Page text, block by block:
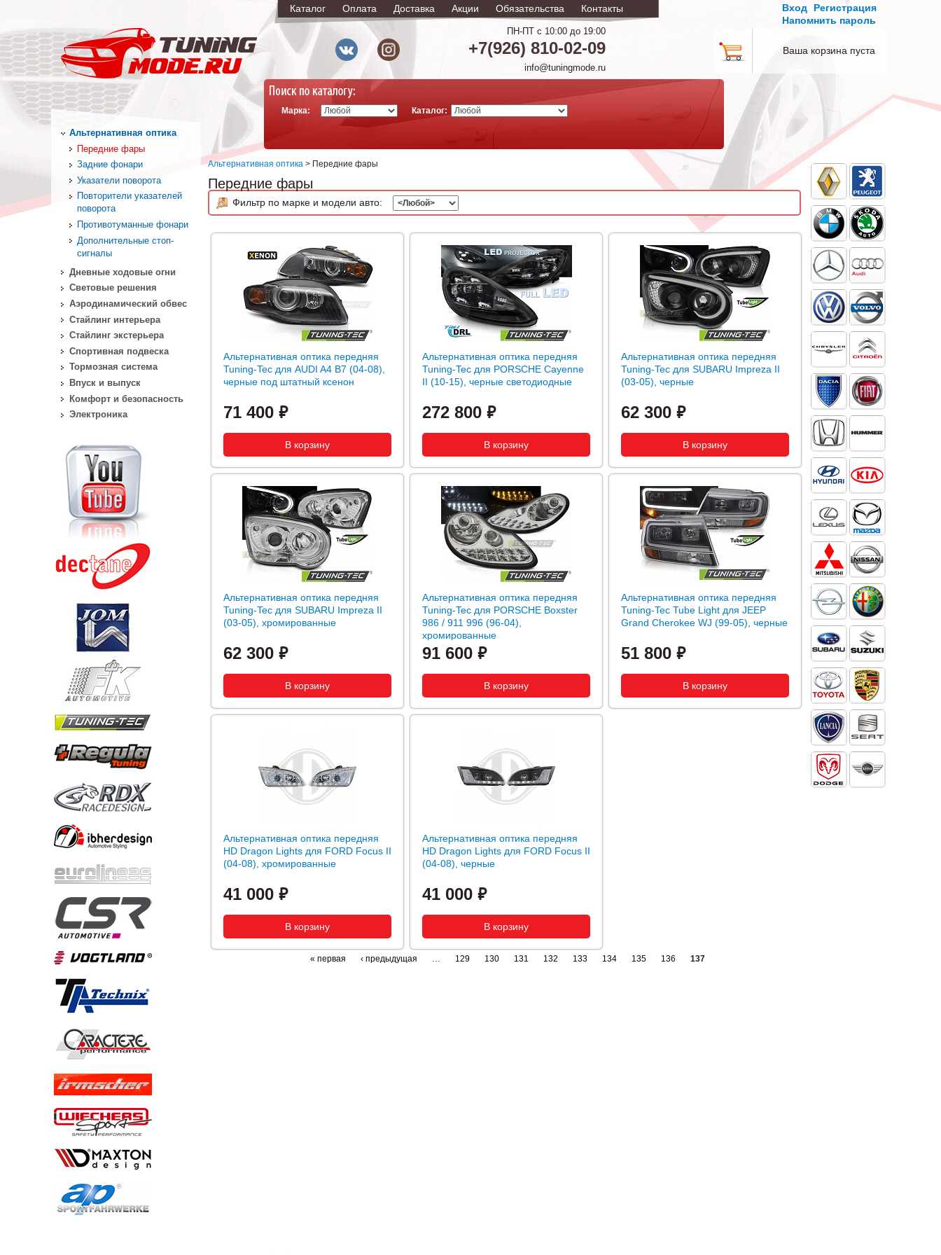
ПН-ПТ с 10:00 до 19:00
+7(926) 810-02-09
info@tuningmode.ru
Каталог Оплата Доставка Акции Обязательства Контакты Вход
Регистрация
Напомнить пароль
Ваша корзина пуста
Марка: Каталог:
Альтернативная оптика > Передние фары
Передние фары
Фильтр по марке и модели авто:
Альтернативная оптика передняя
Tuning-Tec для AUDI A4 B7 (04-08),
черные под штатный ксенон
71 400
Альтернативная оптика передняя
Tuning-Tec для PORSCHE Cayenne
II (10-15), черные светодиодные
272 800
Альтернативная оптика передняя
Tuning-Tec для SUBARU Impreza II
(03-05), черные
62 300
Альтернативная оптика передняя
Tuning-Tec для SUBARU Impreza II
(03-05), хромированные
62 300
Альтернативная оптика передняя
Tuning-Tec для PORSCHE Boxster
986 / 911 996 (96-04),
хромированные
91 600
Альтернативная оптика передняя
Tuning-Tec Tube Light для JEEP
Grand Cherokee WJ (99-05), черные
51 800
Альтернативная оптика передняя
HD Dragon Lights для FORD Focus II
(04-08), хромированные
41 000
Альтернативная оптика передняя
HD Dragon Lights для FORD Focus II
(04-08), черные
41 000
« первая ‹ предыдущая … 129 130 131 132 133 134 135 136 137
Альтернативная оптика
Передние фары
Задние фонари
Указатели поворота
Повторители указателей
поворота
Противотуманные фонари
Дополнительные стоп-
сигналы
Дневные ходовые огни
Световые решения
Аэродинамический обвес
Стайлинг интерьера
Стайлинг экстерьера
Спортивная подвеска
Тормозная система
Впуск и выпуск
Комфорт и безопасность
Электроника